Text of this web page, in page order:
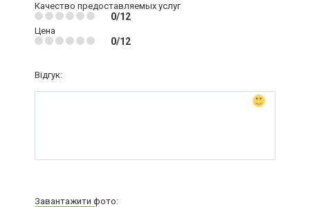
Качество предоставляемых услуг
0/12
Цена
0/12
Відгук:
Завантажити фото: